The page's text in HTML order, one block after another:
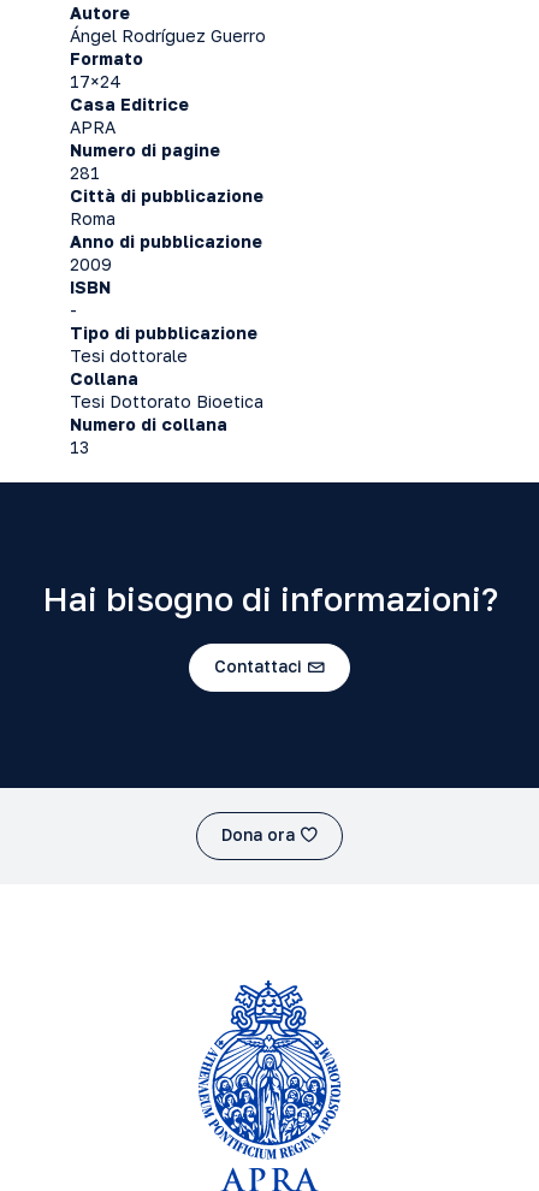
Autore
Ángel Rodríguez Guerro
Formato
17×24
Casa Editrice
APRA
Numero di pagine
281
Città di pubblicazione
Roma
Anno di pubblicazione
2009
ISBN
-
Tipo di pubblicazione
Tesi dottorale
Collana
Tesi Dottorato Bioetica
Numero di collana
13
Hai bisogno di informazioni?
Contattaci
Dona ora